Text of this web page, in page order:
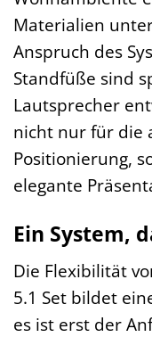
Materialien
Anspruch des
Standfüße sind
Lautsprecher
nicht nur für die
Positionierung,
elegante
Ein System,
Die Flexibilität
5.1 Set bildet
es ist erst der